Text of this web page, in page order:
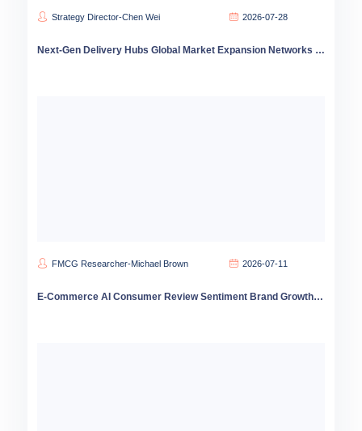
Strategy Director-Chen Wei 2026-07-28
Next-Gen Delivery Hubs Global Market Expansion Networks 2026
FMCG Researcher-Michael Brown 2026-07-11
E-Commerce AI Consumer Review Sentiment Brand Growth Strategy 2026